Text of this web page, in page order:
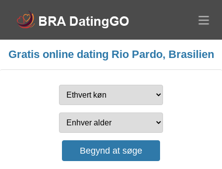
Gratis online dating Rio Pardo, Brasilien